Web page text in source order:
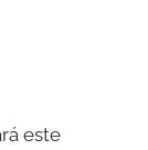
este